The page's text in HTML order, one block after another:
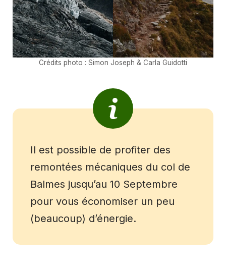
Crédits photo : Simon Joseph & Carla Guidotti
Il est possible de profiter des
remontées mécaniques du col de
Balmes jusqu’au 10 Septembre
pour vous économiser un peu
(beaucoup) d’énergie.